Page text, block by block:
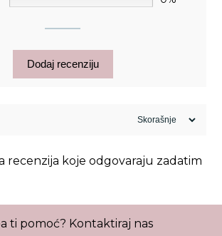
Dodaj recenziju
recenzija koje odgovaraju zadatim
ti pomoć? Kontaktiraj nas